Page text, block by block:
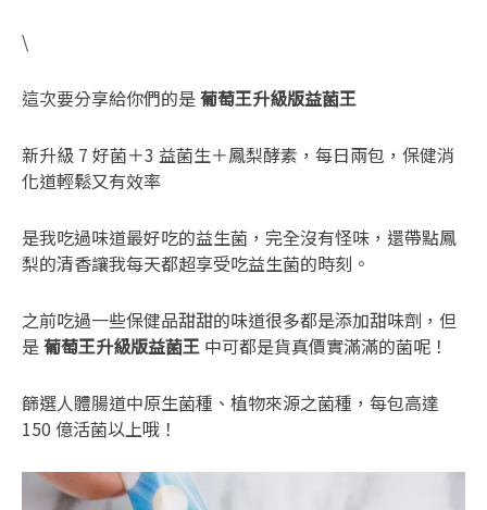
\
這次要分享給你們的是葡萄王升級版益菌王
新升級 7 好菌＋3 益菌生＋鳳梨酵素，每日兩包，保健消
化道輕鬆又有效率
是我吃過味道最好吃的益生菌，完全沒有怪味，還帶點鳳
梨的清香讓我每天都超享受吃益生菌的時刻。
之前吃過一些保健品甜甜的味道很多都是添加甜味劑，但
是葡萄王升級版益菌王 中可都是貨真價實滿滿的菌呢！
篩選人體腸道中原生菌種、植物來源之菌種，每包高達
150 億活菌以上哦！